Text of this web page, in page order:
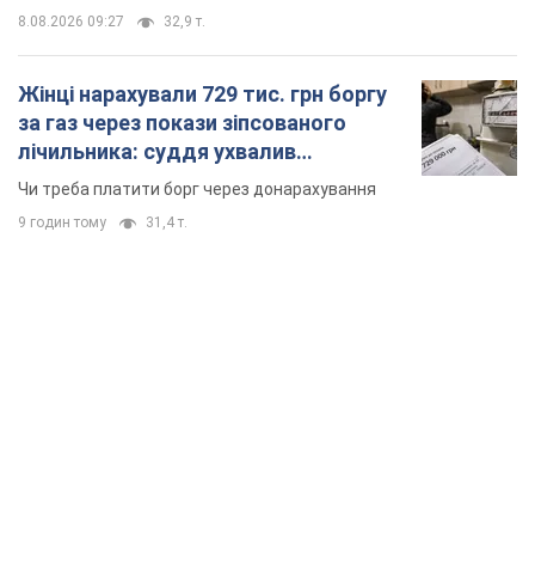
8.08.2026 09:27 32,9 т.
Жінці нарахували 729 тис. грн боргу
за газ через покази зіпсованого
лічильника: суддя ухвалив
неочікуване рішення
Чи треба платити борг через донарахування
9 годин тому 31,4 т.